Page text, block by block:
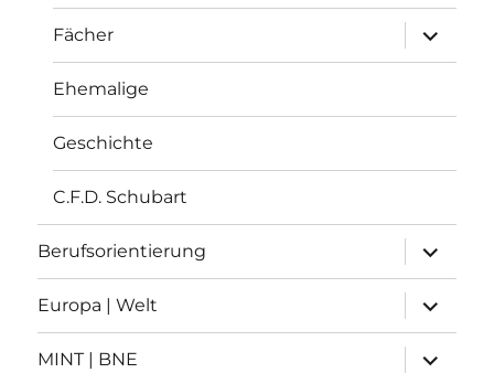
Fächer
anzeigen
Ehemalige
Geschichte
C.F.D. Schubart
Berufsorientierung
anzeigen
Europa | Welt
anzeigen
MINT | BNE